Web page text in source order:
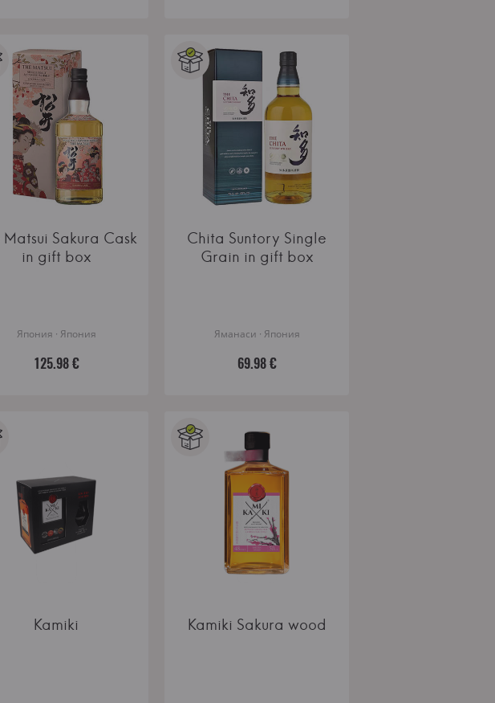
Matsui Sakura Cask
in gift box
Япония · Япония
125.98 €
Chita Suntory Single
Grain in gift box
Яманаси · Япония
69.98 €
Kamiki Kamiki Sakura wood